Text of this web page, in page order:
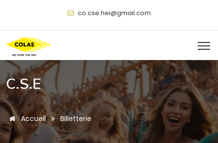
@
C.S.E
Accueil Billetterie